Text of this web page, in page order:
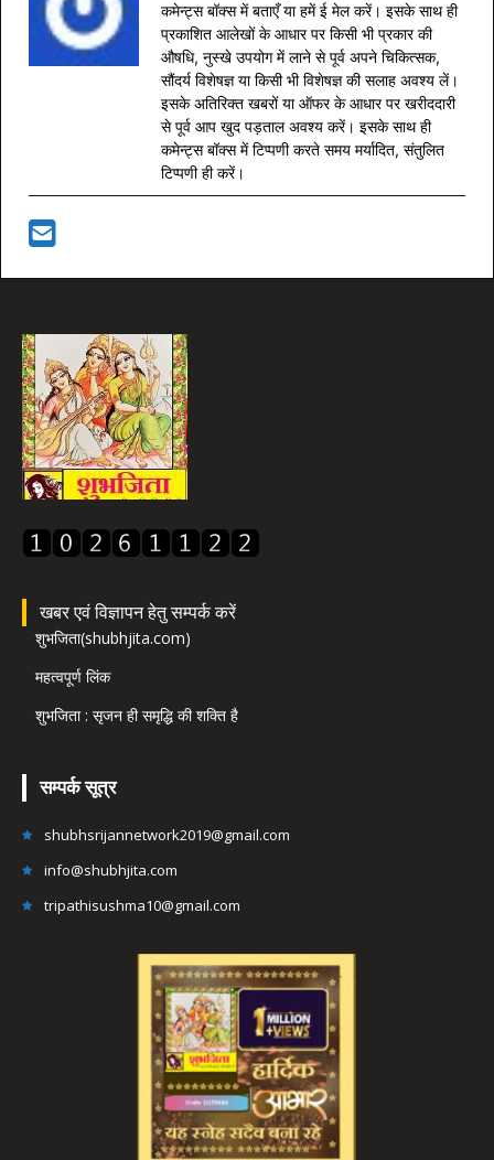
कमेन्ट्स बॉक्स में बताएँ या हमें ई मेल करें। इसके साथ ही
प्रकाशित आलेखों के आधार पर किसी भी प्रकार की
औषधि, नुस्खे उपयोग में लाने से पूर्व अपने चिकित्सक,
सौंदर्य विशेषज्ञ या किसी भी विशेषज्ञ की सलाह अवश्य लें।
इसके अतिरिक्त खबरों या ऑफर के आधार पर खरीददारी
से पूर्व आप खुद पड़ताल अवश्य करें। इसके साथ ही
कमेन्ट्स बॉक्स में टिप्पणी करते समय मर्यादित, संतुलित
टिप्पणी ही करें।
खबर एवं विज्ञापन हेतु सम्पर्क करें
शुभजिता(shubhjita.com)
महत्वपूर्ण लिंक
शुभजिता : सृजन ही समृद्धि की शक्ति है
सम्पर्क सूत्र
shubhsrijannetwork2019@gmail.com
info@shubhjita.com
tripathisushma10@gmail.com